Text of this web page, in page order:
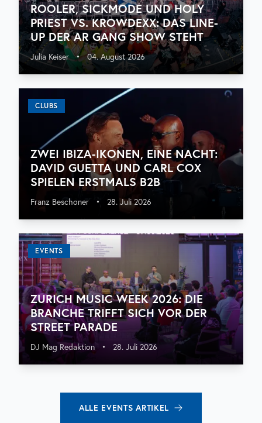
ROOLER, SICKMODE UND HOLY
PRIEST VS. KROWDEXX: DAS LINE-
UP DER AR GANG SHOW STEHT
Julia Keiser • 04. August 2026
CLUBS
ZWEI IBIZA-IKONEN, EINE NACHT:
DAVID GUETTA UND CARL COX
SPIELEN ERSTMALS B2B
Franz Beschoner • 28. Juli 2026
EVENTS
ZURICH MUSIC WEEK 2026: DIE
BRANCHE TRIFFT SICH VOR DER
STREET PARADE
DJ Mag Redaktion • 28. Juli 2026
ALLE EVENTS ARTIKEL